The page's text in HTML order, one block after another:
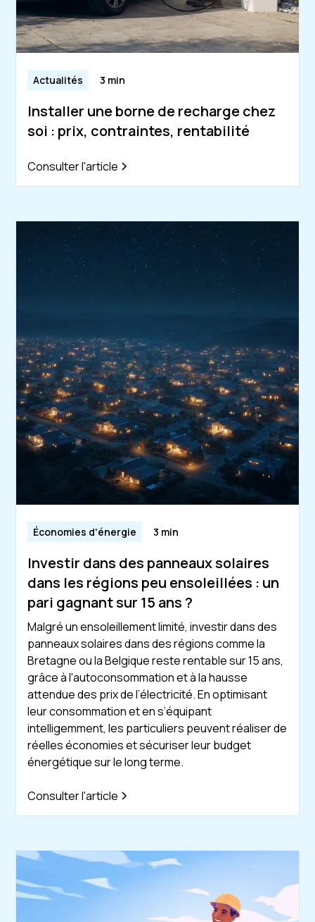
Actualités 3 min
Installer une borne de recharge chez
soi : prix, contraintes, rentabilité
Consulter l'article
Économies d'énergie 3 min
Investir dans des panneaux solaires
dans les régions peu ensoleillées : un
pari gagnant sur 15 ans ?
Malgré un ensoleillement limité, investir dans des
panneaux solaires dans des régions comme la
Bretagne ou la Belgique reste rentable sur 15 ans,
grâce à l'autoconsommation et à la hausse
attendue des prix de l’électricité. En optimisant
leur consommation et en s’équipant
intelligemment, les particuliers peuvent réaliser de
réelles économies et sécuriser leur budget
énergétique sur le long terme.
Consulter l'article